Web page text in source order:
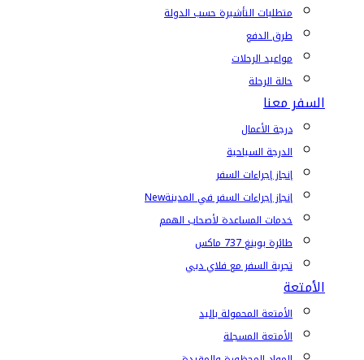
متطلبات التأشيرة حسب الدولة
طرق الدفع
مواعيد الرحلات
حالة الرحلة
السفر معنا
درجة الأعمال
الدرجة السياحية
إنجاز إجراءات السفر
إنجاز إجراءات السفر في المدينةNew
خدمات المساعدة لأصحاب الهمم
طائرة بوينغ 737 ماكس
تجربة السفر مع فلاي دبي
الأمتعة
الأمتعة المحمولة باليد
الأمتعة المسجلة